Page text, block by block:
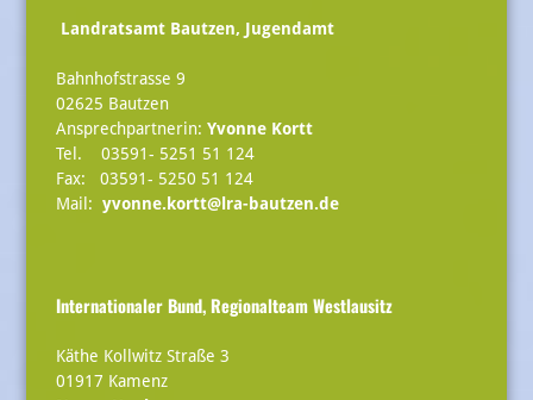
Landratsamt Bautzen, Jugendamt
Bahnhofstrasse 9
02625 Bautzen
Ansprechpartnerin: Yvonne Kortt
Tel. 03591- 5251 51 124
Fax: 03591- 5250 51 124
Mail: yvonne.kortt@lra-bautzen.de
Internationaler Bund, Regionalteam Westlausitz
Käthe Kollwitz Straße 3
01917 Kamenz